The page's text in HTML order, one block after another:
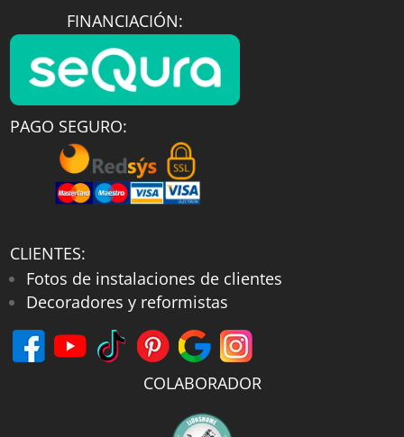
FINANCIACIÓN:
PAGO SEGURO:
CLIENTES:
Fotos de instalaciones de clientes
Decoradores y reformistas
COLABORADOR